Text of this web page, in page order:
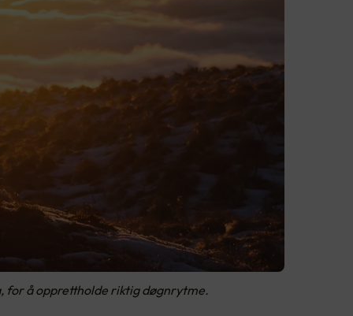
for å opprettholde riktig døgnrytme.